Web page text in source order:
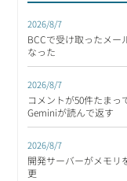
2026/8/7
BCCで受け取ったメ
なった
2026/8/7
コメントが50件たま
Geminiが読んで返す
2026/8/7
開発サーバーがメモリ
更